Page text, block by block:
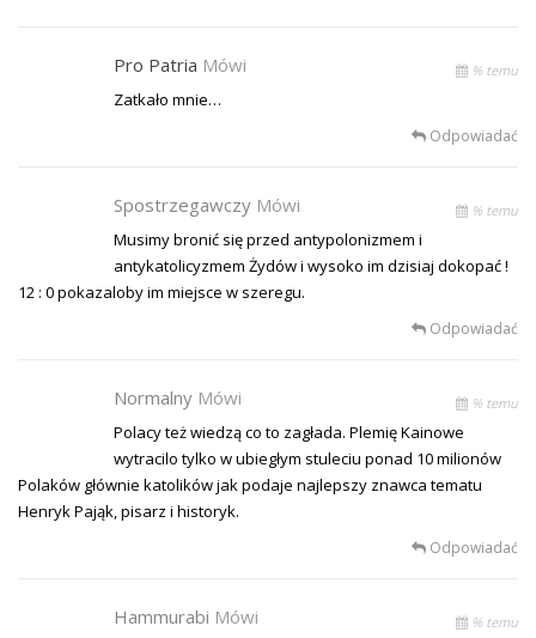
Pro Patria Mówi % temu
Zatkało mnie…
Odpowiadać
Spostrzegawczy Mówi % temu
Musimy bronić się przed antypolonizmem i
antykatolicyzmem Żydów i wysoko im dzisiaj dokopać !
12 : 0 pokazaloby im miejsce w szeregu.
Odpowiadać
Normalny Mówi % temu
Polacy też wiedzą co to zagłada. Plemię Kainowe
wytracilo tylko w ubiegłym stuleciu ponad 10 milionów
Polaków głównie katolików jak podaje najlepszy znawca tematu
Henryk Pająk, pisarz i historyk.
Odpowiadać
Hammurabi Mówi % temu